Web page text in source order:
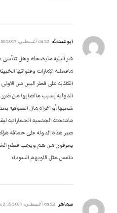
ابوعبدالله 22 أغسطس، 2017 1:55 م
شر البليه مايضحك وهل تنأسى
مافعلته الإمارات وقنواتها
الكاذبه على قطر اليس من
الدوليه بسبب مااصابها من
شعبها أو اغراه مال الصوفيه
مامنحته الجنسيه الحماراتيه
صبر هذه الدوله على حماقه
يعرفون من هم ويجب قطع
دامس مثل قلوبهم السوداء
سماهر 22 أغسطس، 2017 2:15 م